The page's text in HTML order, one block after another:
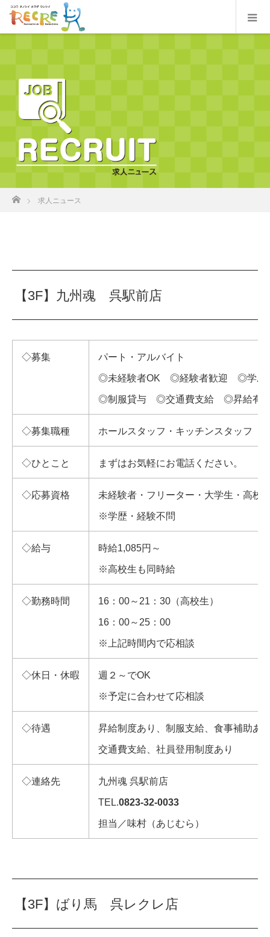
ホーム
求人ニュース
【3F】九州魂 呉駅前店
◇募集 パート・アルバイト
◎未経験者OK ◎経験者歓迎 ◎学
◎制服貸与 ◎交通費支給 ◎昇給有
◇募集職種 ホールスタッフ・キッチンスタッフ
◇ひとこと まずはお気軽にお電話ください。
◇応募資格 未経験者・フリーター・大学生・高校
※学歴・経験不問
◇給与 時給1,085円～
※高校生も同時給
◇勤務時間 16：00～21：30（高校生）
16：00～25：00
※上記時間内で応相談
◇休日・休暇 週２～でOK
※予定に合わせて応相談
◇待遇 昇給制度あり、制服支給、食事補助あ
交通費支給、社員登用制度あり
◇連絡先 九州魂 呉駅前店
TEL.0823-32-0033
担当／味村（あじむら）
【3F】ばり馬 呉レクレ店